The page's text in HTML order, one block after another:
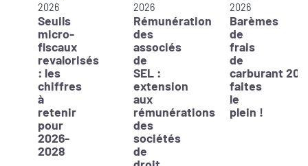
2026
Seuils
micro-
fiscaux
revalorisés
: les
chiffres
à
retenir
pour
2026-
2028
2026
Rémunération
des
associés
de
SEL :
extension
aux
rémunérations
des
sociétés
de
2026
Barèmes
de
frais
de
carburant
faites
le
plein !